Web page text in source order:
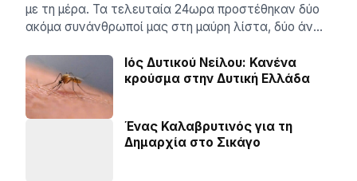
µε τη µέρα. Τα τελευταία 24ωρα προστέθηκαν δύο
ακόµα συνάνθρωποί µας στη µαύρη λίστα, δύο άν…
Ιός Δυτικού Νείλου: Κανένα
κρούσμα στην Δυτική Ελλάδα
Ένας Καλαβρυτινός για τη
Δημαρχία στο Σικάγο